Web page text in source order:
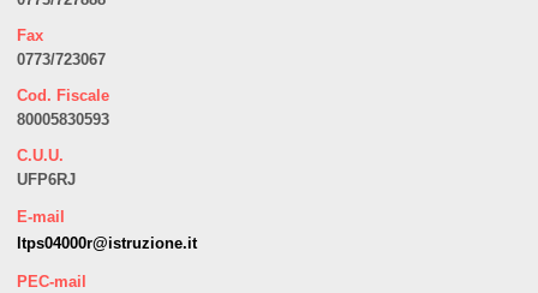
Fax
0773/723067
Cod. Fiscale
80005830593
C.U.U.
UFP6RJ
E-mail
ltps04000r@istruzione.it
PEC-mail